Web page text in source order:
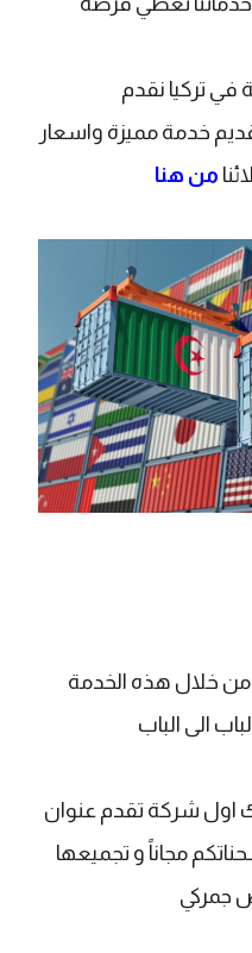
في تركيا نقدم
خدمة مميزة واسعار
من هنا
خلال هذه الخدمة
الى الباب
اول شركة تقدم عنوان
مجاناً و تجميعها
جمركي